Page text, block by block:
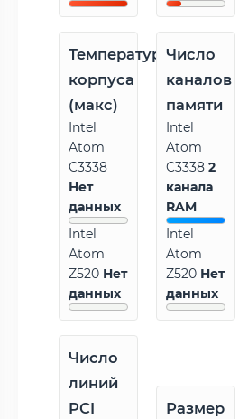
Температура
корпуса
(макс)
Intel
Atom
C3338
Нет
данных
Intel
Atom
Z520 Нет
данных
Число
каналов
памяти
Intel
Atom
C33382
канала
RAM
Intel
Atom
Z520 Нет
данных
Число
линий
PCI
Размер